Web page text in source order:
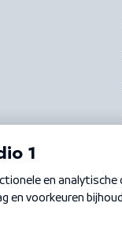
Privacybeleid